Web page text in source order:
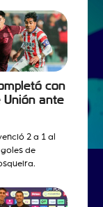
con
Unión ante
2 a 1 al
de